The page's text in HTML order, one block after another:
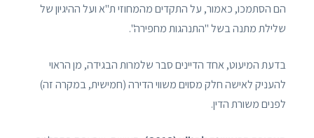
הם הסתמכו, כאמור, על התקדים מהמחוזי ת"א ועל ההיגיון של
שלילת מתנה בשל "התנהגות מחפירה".
בדעת המיעוט, אחד הדיינים סבר שלמרות הבגידה, מן הראוי
להעניק לאישה חלק מסוים משווי הדירה (חמישית, במקרה זה)
לפנים משורת הדין.